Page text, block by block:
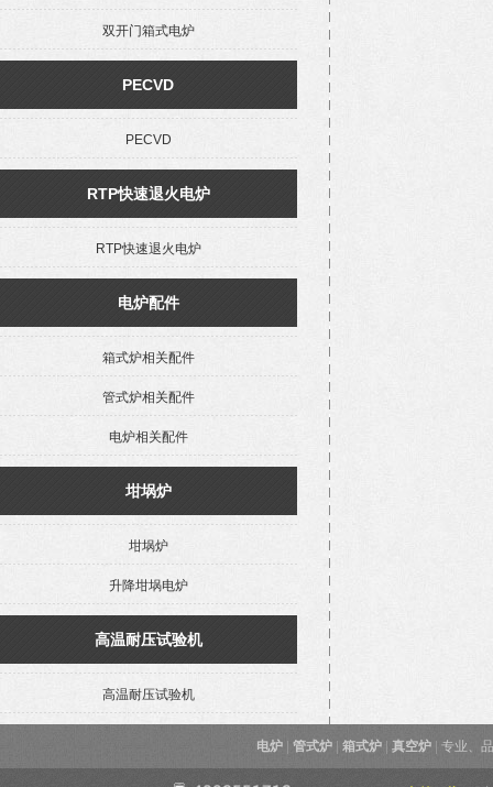
双开门箱式电炉
PECVD
PECVD
RTP快速退火电炉
RTP快速退火电炉
电炉配件
箱式炉相关配件
管式炉相关配件
电炉相关配件
坩埚炉
坩埚炉
升降坩埚电炉
高温耐压试验机
高温耐压试验机
电炉 管式炉 箱式炉 真空炉 专业、